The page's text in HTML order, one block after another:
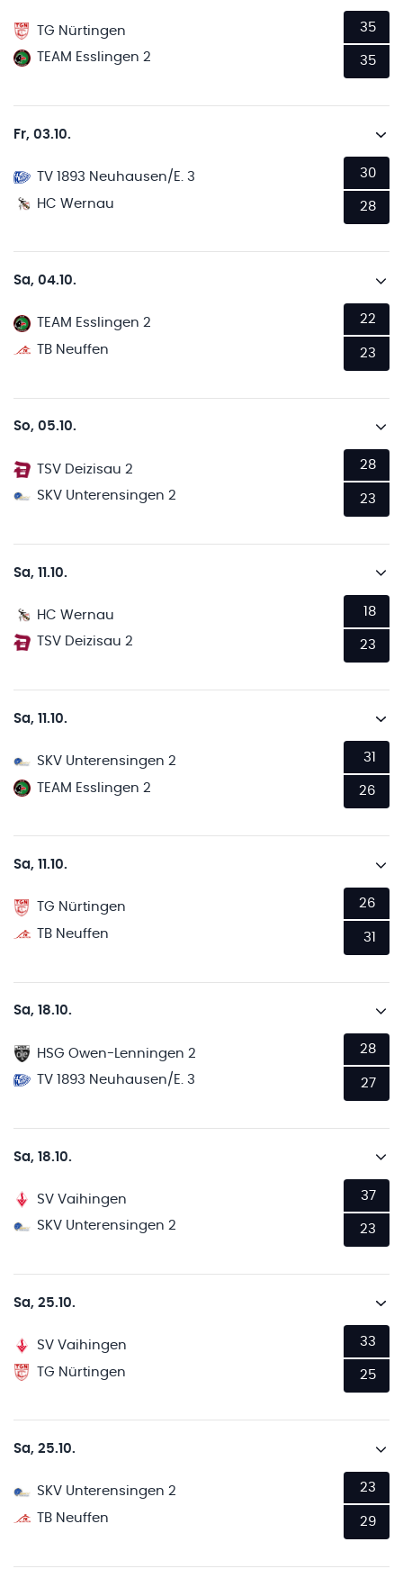
TG Nürtingen
TEAM Esslingen 2
35
35
Fr, 03.10.
TV 1893 Neuhausen/E. 3
HC Wernau
30
28
Sa, 04.10.
TEAM Esslingen 2
TB Neuffen
22
23
So, 05.10.
TSV Deizisau 2
SKV Unterensingen 2
28
23
Sa, 11.10.
HC Wernau
TSV Deizisau 2
18
23
Sa, 11.10.
SKV Unterensingen 2
TEAM Esslingen 2
31
26
Sa, 11.10.
TG Nürtingen
TB Neuffen
26
31
Sa, 18.10.
HSG Owen-Lenningen 2
TV 1893 Neuhausen/E. 3
28
27
Sa, 18.10.
SV Vaihingen
SKV Unterensingen 2
37
23
Sa, 25.10.
SV Vaihingen
TG Nürtingen
33
25
Sa, 25.10.
SKV Unterensingen 2
TB Neuffen
23
29